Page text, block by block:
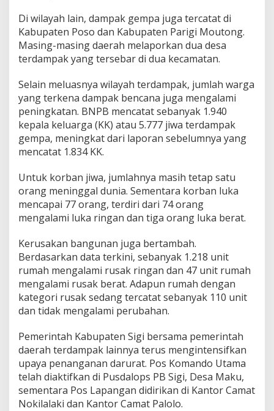
r
a
h
a
n
e
r
d
a
m
p
Di wilayah lain, dampak gempa juga tercatat di
Kabupaten Poso dan Kabupaten Parigi Moutong.
Masing-masing daerah melaporkan dua desa
terdampak yang tersebar di dua kecamatan.
Selain meluasnya wilayah terdampak, jumlah warga
yang terkena dampak bencana juga mengalami
peningkatan. BNPB mencatat sebanyak 1.940
kepala keluarga (KK) atau 5.777 jiwa terdampak
gempa, meningkat dari laporan sebelumnya yang
mencatat 1.834 KK.
Untuk korban jiwa, jumlahnya masih tetap satu
orang meninggal dunia. Sementara korban luka
mencapai 77 orang, terdiri dari 74 orang
mengalami luka ringan dan tiga orang luka berat.
Kerusakan bangunan juga bertambah.
Berdasarkan data terkini, sebanyak 1.218 unit
rumah mengalami rusak ringan dan 47 unit rumah
mengalami rusak berat. Adapun rumah dengan
kategori rusak sedang tercatat sebanyak 110 unit
dan tidak mengalami perubahan.
Pemerintah Kabupaten Sigi bersama pemerintah
daerah terdampak lainnya terus mengintensifkan
upaya penanganan darurat. Pos Komando Utama
telah diaktifkan di Pusdalops PB Sigi, Desa Maku,
sementara Pos Lapangan didirikan di Kantor Camat
Nokilalaki dan Kantor Camat Palolo.